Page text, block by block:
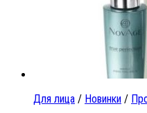
Для лица / Новинки /